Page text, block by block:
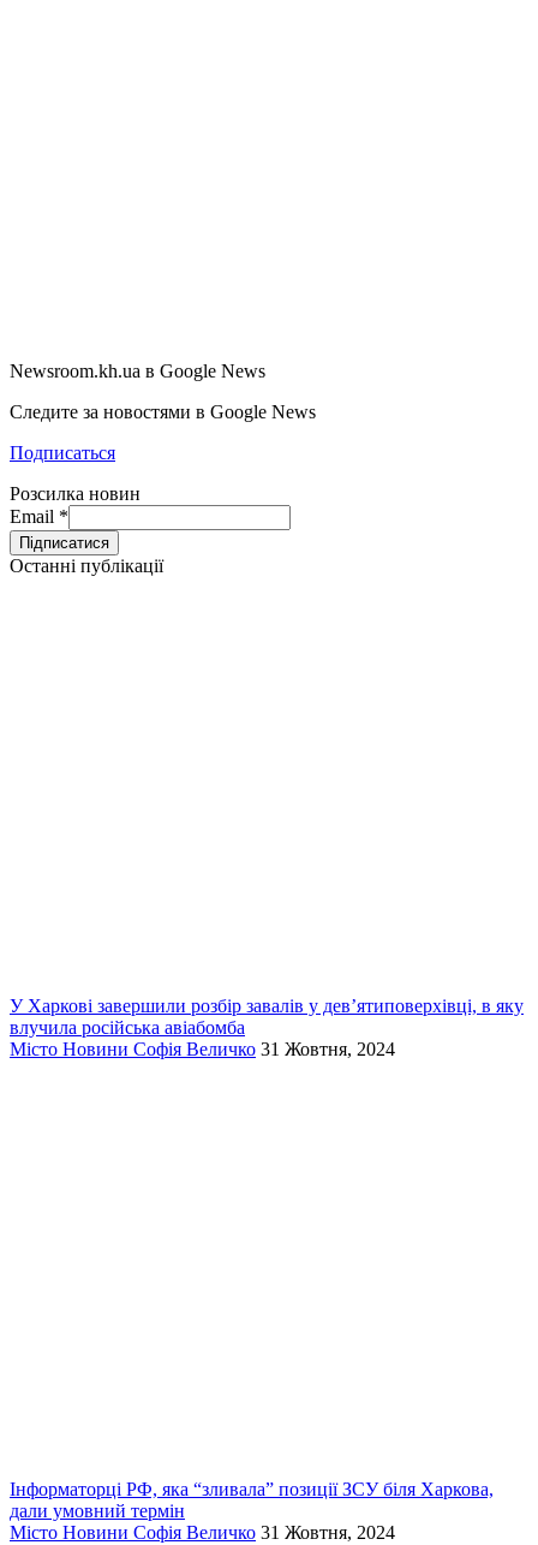
Newsroom.kh.ua в Google News
Следите за новостями в Google News
Подписаться
Розсилка новин
Email *
Останні публікації
У Харкові завершили розбір завалів у дев’ятиповерхівці, в яку
влучила російська авіабомба
Місто Новини Софія Величко 31 Жовтня, 2024
Інформаторці РФ, яка “зливала” позиції ЗСУ біля Харкова,
дали умовний термін
Місто Новини Софія Величко 31 Жовтня, 2024